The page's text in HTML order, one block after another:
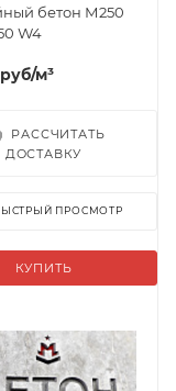
бетон М250
W4
руб/м³
КУПИТЬ
РАССЧИТАТЬ
ДОСТАВКУ
ПРОСМОТР